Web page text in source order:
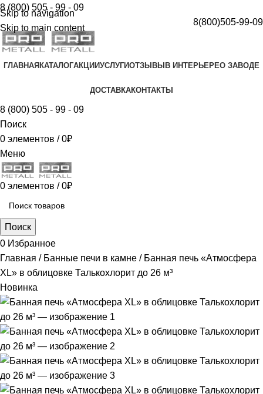
Skip to navigation
Skip to main content
8 (800) 505 - 99 - 09
8(800)505-99-09
ГЛАВНАЯКАТАЛОГАКЦИИУСЛУГИОТЗЫВЫВ ИНТЕРЬЕРЕО ЗАВОДЕ
ДОСТАВКАКОНТАКТЫ
8 (800) 505 - 99 - 09
Поиск
0 элементов / 0₽
Меню
0 элементов / 0₽
Поиск
0 Избранное
Главная
Банные печи в камне
Банная печь «Атмосфера
XL» в облицовке Талькохлорит до 26 м³
Новинка